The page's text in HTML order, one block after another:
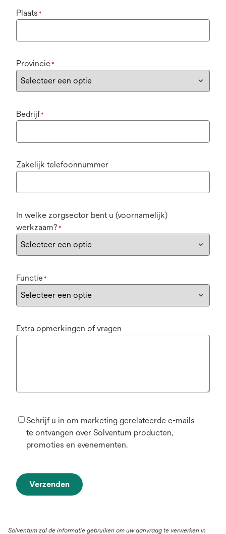
Plaats *
Provincie*
Bedrijf*
Zakelijk telefoonnummer
In welke zorgsector bent u (voornamelijk)
werkzaam? *
Functie*
Extra opmerkingen of vragen
Schrijf u in om marketing gerelateerde e-mails
te ontvangen over Solventum producten,
promoties en evenementen.
Verzenden
Solventum zal de informatie gebruiken om uw aanvraag te verwerken in